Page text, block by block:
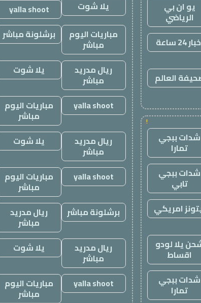
يو ان بي
الرياضي
24 ساعة
العالم
!
شدات ببجي
تمارا
شدات ببجي
تابي
امريكي
يلا لودو
اقساط
شدات ببجي
تمارا
يلا شوت
yalla shoot
مباريات اليوم
مباشر
برشلونة مباشر
ريال مدريد
مباشر
يلا شوت
yalla shoot مباريات اليوم
مباشر
ريال مدريد
مباشر
يلا شوت
yalla shoot مباريات اليوم
مباشر
برشلونة مباشر
ريال مدريد
مباشر
ريال مدريد
مباشر
يلا شوت
yalla shoot مباريات اليوم
مباشر